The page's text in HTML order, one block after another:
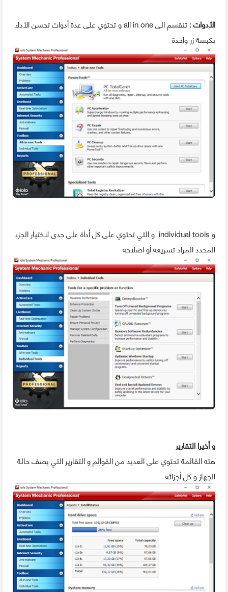
الأدوات
: تنقسم الى all in one و تحتوي على عدة أدوات تحسن الأداء
بكبسة زر واحدة
و individual tools و التي تحتوي على كل أداة على حدى لاختيار الجزء
المحدد المراد تسريعه أو اصلاحه
و أخيرا التقارير
هته القائمة تحتوي على العديد من القوائم و التقارير التي يصف حالة
الجهاز و كل أجزائه